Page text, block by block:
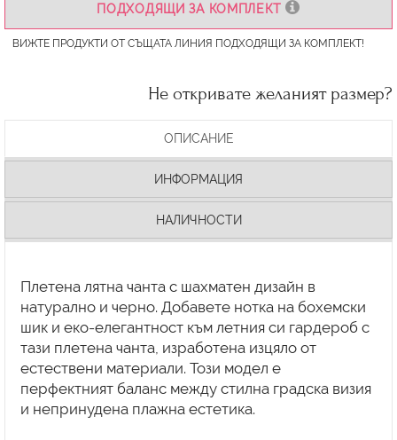
ПОДХОДЯЩИ ЗА КОМПЛЕКТ
ВИЖТЕ ПРОДУКТИ ОТ СЪЩАТА ЛИНИЯ ПОДХОДЯЩИ ЗА КОМПЛЕКТ!
Не откривате желаният размер?
ОПИСАНИЕ
ИНФОРМАЦИЯ
НАЛИЧНОСТИ
Плетена лятна чанта с шахматен дизайн в
натурално и черно. Добавете нотка на бохемски
шик и еко-елегантност към летния си гардероб с
тази плетена чанта, изработена изцяло от
естествени материали. Този модел е
перфектният баланс между стилна градска визия
и непринудена плажна естетика.